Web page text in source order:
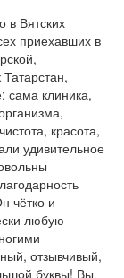
Вятских
приехавших в
сама клиника,
красота,
удивительное
чётко и
любую
отзывчивый,
буквы! Вы